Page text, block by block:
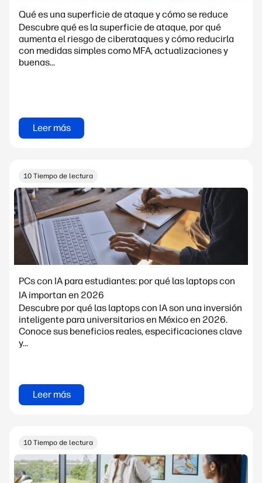
Qué es una superficie de ataque y cómo se reduce
Descubre qué es la superficie de ataque, por qué
aumenta el riesgo de ciberataques y cómo reducirla
con medidas simples como MFA, actualizaciones y
buenas...
Leer más
10 Tiempo de lectura
PCs con IA para estudiantes: por qué las laptops con
IA importan en 2026
Descubre por qué las laptops con IA son una inversión
inteligente para universitarios en México en 2026.
Conoce sus beneficios reales, especificaciones clave
y...
Leer más
10 Tiempo de lectura